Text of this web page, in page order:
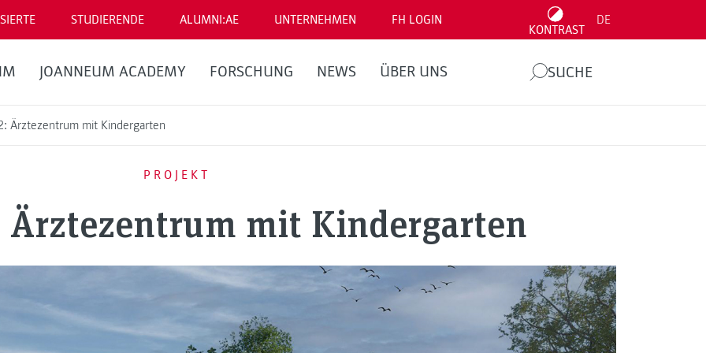
STUDIERENDE ALUMNI:AE UNTERNEHMEN FH LOGIN
KONTRAST
DE
JOANNEUM ACADEMY FORSCHUNG NEWS ÜBER UNS SUCHE
Ärztezentrum mit Kindergarten
PROJEKT
mit Kindergarten